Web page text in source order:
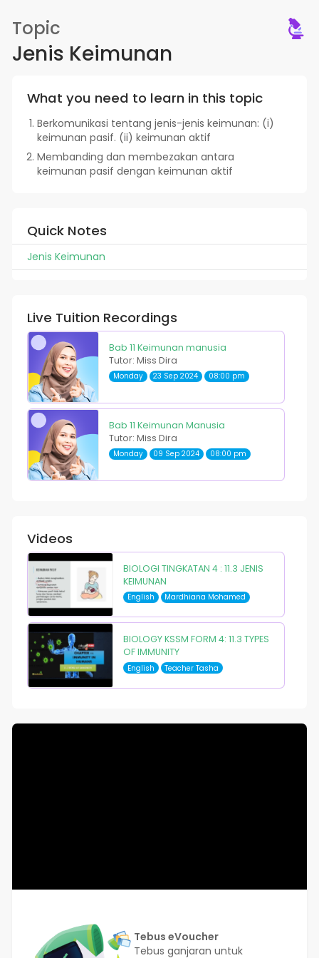
Topic
Jenis Keimunan
What you need to learn in this topic
Berkomunikasi tentang jenis-jenis keimunan: (i)
keimunan pasif. (ii) keimunan aktif
Membanding dan membezakan antara
keimunan pasif dengan keimunan aktif
Quick Notes
Jenis Keimunan
Live Tuition Recordings
Bab 11 Keimunan manusia
Tutor: Miss Dira
Monday 23 Sep 2024 08:00 pm
Bab 11 Keimunan Manusia
Tutor: Miss Dira
Monday 09 Sep 2024 08:00 pm
Videos
BIOLOGI TINGKATAN 4 : 11.3 JENIS
KEIMUNAN
English Mardhiana Mohamed
BIOLOGY KSSM FORM 4: 11.3 TYPES
OF IMMUNITY
English Teacher Tasha
Tebus eVoucher
Tebus ganjaran untuk